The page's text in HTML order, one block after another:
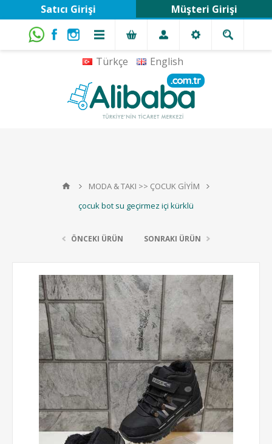
Türkçe English
Satıcı Girişi Müşteri Girişi
MODA & TAKI >> ÇOCUK GİYİM
çocuk bot su geçirmez içi kürklü
ÖNCEKI ÜRÜN SONRAKI ÜRÜN